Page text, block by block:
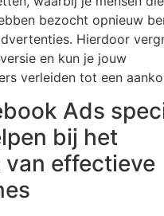
bezocht opnieuw
Hierdoor
en kun je jouw
verleiden tot een
Ads
bij het
effectieve